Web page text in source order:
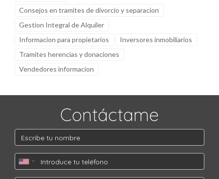
Consejos en tramites de divorcio y separacion
Gestion Integral de Alquiler
Informacion para propietarios
Inversores inmobiliarios
Tramites herencias y donaciones
Vendedores informacion
Contáctame